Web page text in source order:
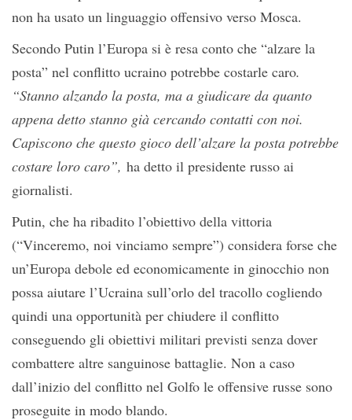
non ha usato un linguaggio offensivo verso Mosca.
Secondo Putin l’Europa si è resa conto che “alzare la
posta” nel conflitto ucraino potrebbe costarle caro.
“Stanno alzando la posta, ma a giudicare da quanto
appena detto stanno già cercando contatti con noi.
Capiscono che questo gioco dell’alzare la posta potrebbe
costare loro caro”, ha detto il presidente russo ai
giornalisti.
Putin, che ha ribadito l’obiettivo della vittoria
(“Vinceremo, noi vinciamo sempre”) considera forse che
un’Europa debole ed economicamente in ginocchio non
possa aiutare l’Ucraina sull’orlo del tracollo cogliendo
quindi una opportunità per chiudere il conflitto
conseguendo gli obiettivi militari previsti senza dover
combattere altre sanguinose battaglie. Non a caso
dall’inizio del conflitto nel Golfo le offensive russe sono
proseguite in modo blando.